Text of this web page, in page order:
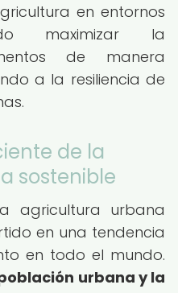
en entornos
maximizar la
de manera
a la resiliencia de
de la
sostenible
agricultura urbana
en una tendencia
en todo el mundo.
urbana y la